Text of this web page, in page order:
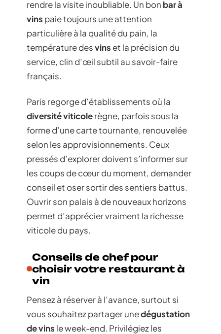
rendre la visite inoubliable. Un bon bar à
vins paie toujours une attention
particulière à la qualité du pain, la
température desvins et la précision du
service, clin d’œil subtil au savoir-faire
français.
Paris regorge d’établissements où la
diversité viticolerègne, parfois sous la
forme d’une carte tournante, renouvelée
selon les approvisionnements. Ceux
pressés d’explorer doivent s’informer sur
les coups de cœur du moment, demander
conseil et oser sortir des sentiers battus.
Ouvrir son palais à de nouveaux horizons
permet d’apprécier vraiment la richesse
viticole du pays.
Conseils de chef pour
choisir votre restaurant à
vin
Pensez à réserver à l’avance, surtout si
vous souhaitez partager unedégustation
de vins le week-end. Privilégiez les